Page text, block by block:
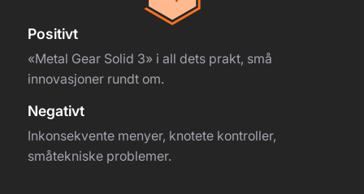
Positivt
«Metal Gear Solid 3» i all dets prakt, små
innovasjoner rundt om.
Negativt
Inkonsekvente menyer, knotete kontroller,
småtekniske problemer.